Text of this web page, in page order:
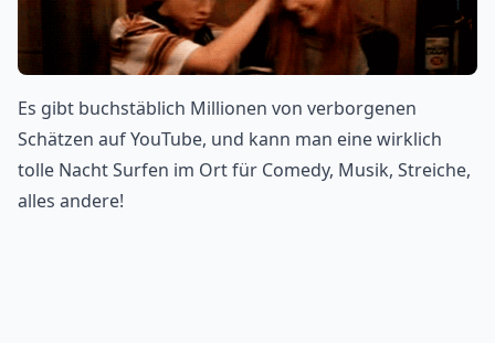
Es gibt buchstäblich Millionen von verborgenen
Schätzen auf YouTube, und kann man eine wirklich
tolle Nacht Surfen im Ort für Comedy, Musik, Streiche,
alles andere!